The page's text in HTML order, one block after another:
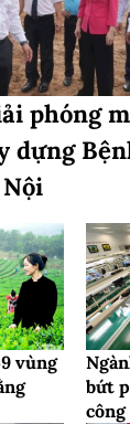
phóng
dựng
vùng
bứt